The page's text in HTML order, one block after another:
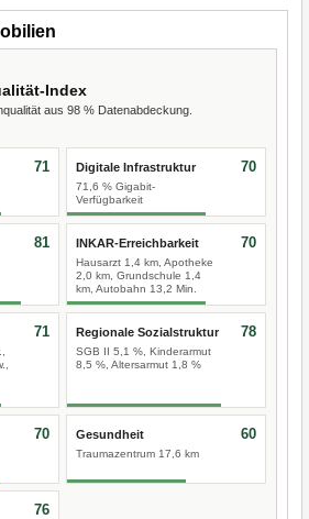
Index
aus 98 % Datenabdeckung.
71 Digitale Infrastruktur
71,6 % Gigabit-
Verfügbarkeit
70
81 INKAR-Erreichbarkeit
Hausarzt 1,4 km, Apotheke
2,0 km, Grundschule 1,4
km, Autobahn 13,2 Min.
70
71 Regionale Sozialstruktur
SGB II 5,1 %, Kinderarmut
8,5 %, Altersarmut 1,8 %
78
70 Gesundheit
Traumazentrum 17,6 km
60
76